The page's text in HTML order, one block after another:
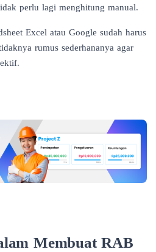
perlu lagi menghitung manual.
Excel atau Google sudah harus
rumus sederhananya agar
Membuat RAB